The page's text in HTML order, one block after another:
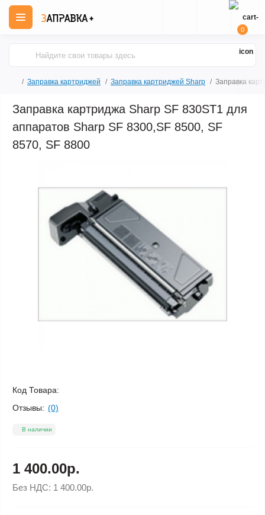
0
Заправка картриджей Заправка картриджей Sharp Заправка
Заправка картриджа Sharp SF 830ST1 для
аппаратов Sharp SF 8300,SF 8500, SF
8570, SF 8800
Код Товара:
Отзывы: (0)
В наличии
1 400.00р.
Без НДС: 1 400.00р.